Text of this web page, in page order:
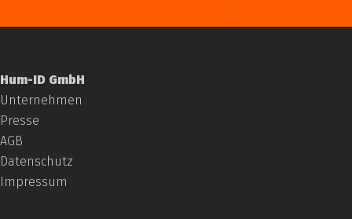
Hum-ID GmbH
Unternehmen
Presse
AGB
Datenschutz
Impressum